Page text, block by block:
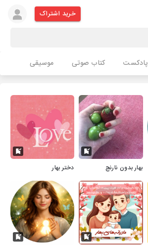
خرید اشتراک
پادکست کتاب صوتی موسیقی
بهار بدون نارنج دختر بهار